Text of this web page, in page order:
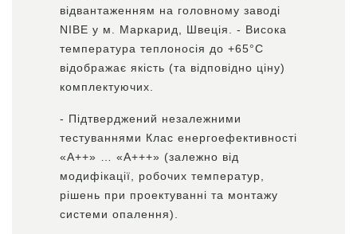
відвантаженням на головному заводі
NIBE у м. Маркарид, Швеція. - Висока
температура теплоносія до +65°С
відображає якість (та відповідно ціну)
комплектуючих.
- Підтверджений незалежними
тестуваннями Клас енергоефективності
«А++» … «А+++» (залежно від
модифікації, робочих температур,
рішень при проектуванні та монтажу
системи опалення).